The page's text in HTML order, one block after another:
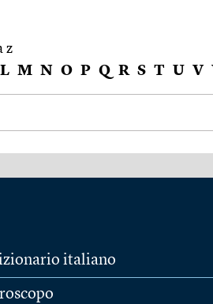
z
L M N O P Q R S T U V
italiano